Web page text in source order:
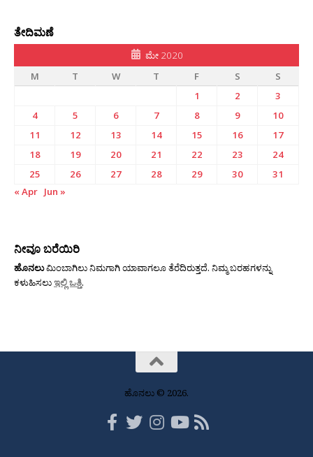
ತೇದಿಮಣೆ
ಮೇ 2020
M
T W T F S
S
1
2
3
4
5 6 7 8 9
10
11
12 13 14 15 16
17
18
19 20 21 22 23
24
25
26 27 28 29 30
31
« Apr Jun »
ನೀವೂ ಬರೆಯಿರಿ
ಹೊನಲುಮಿಂಬಾಗಿಲು ನಿಮಗಾಗಿ ಯಾವಾಗಲೂ ತೆರೆದಿರುತ್ತದೆ. ನಿಮ್ಮ ಬರಹಗಳನ್ನು
ಕಳುಹಿಸಲುಇಲ್ಲಿ ಒತ್ತಿ.
ಹೊನಲು © 2026.